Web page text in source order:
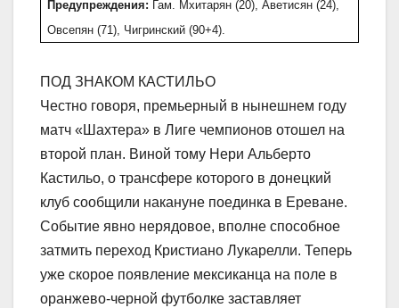
Предупреждения: Гам. Мхитарян (20), Аветисян (24),
Овсепян (71), Чигринский (90+4).
ПОД ЗНАКОМ КАСТИЛЬО
Честно говоря, премьерный в нынешнем году
матч «Шахтера» в Лиге чемпионов отошел на
второй план. Виной тому Нери Альберто
Кастильо, о трансфере которого в донецкий
клуб сообщили накануне поединка в Ереване.
Событие явно нерядовое, вполне способное
затмить переход Кристиано Лукарелли. Теперь
уже скорое появление мексиканца на поле в
оранжево-черной футболке заставляет